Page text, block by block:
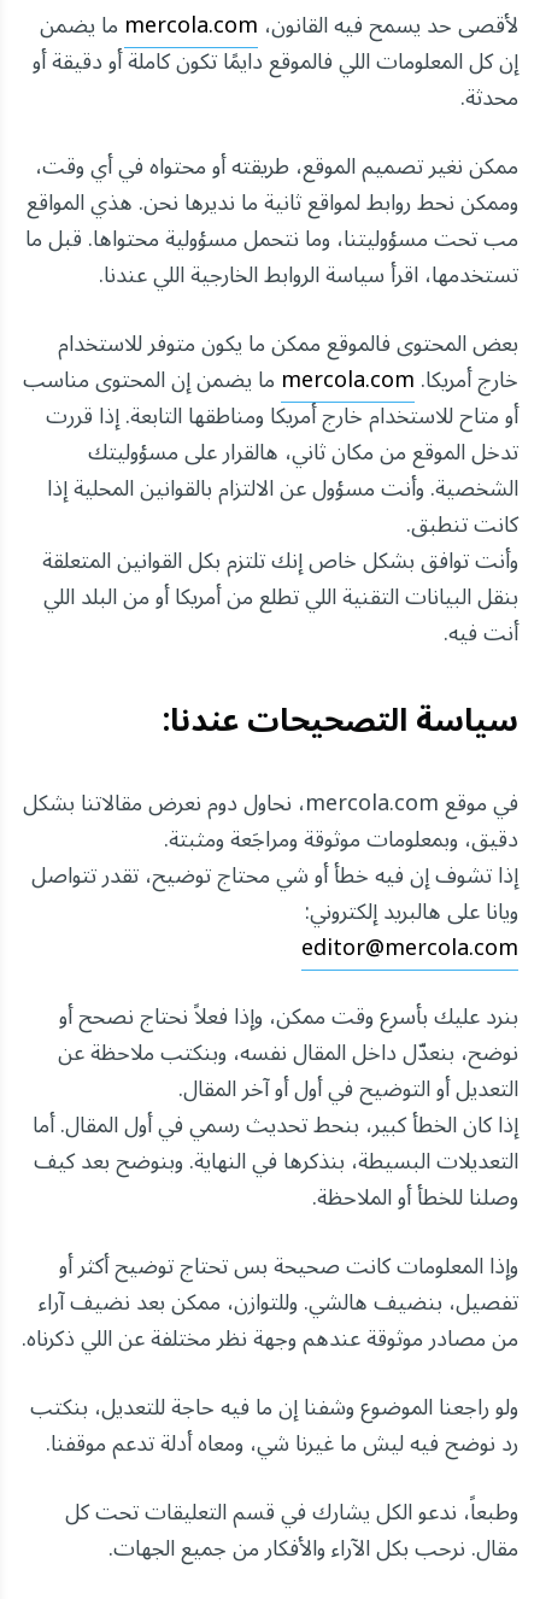
لأقصى حد يسمح فيه القانون، mercola.com ما يضمن
إن كل المعلومات اللي فالموقع دايمًا تكون كاملة أو دقيقة أو
محدثة.
ممكن نغير تصميم الموقع، طريقته أو محتواه في أي وقت،
وممكن نحط روابط لمواقع ثانية ما نديرها نحن. هذي المواقع
مب تحت مسؤوليتنا، وما نتحمل مسؤولية محتواها. قبل ما
تستخدمها، اقرأ سياسة الروابط الخارجية اللي عندنا.
بعض المحتوى فالموقع ممكن ما يكون متوفر للاستخدام
خارج أمريكا.mercola.com ما يضمن إن المحتوى مناسب
أو متاح للاستخدام خارج أمريكا ومناطقها التابعة. إذا قررت
تدخل الموقع من مكان ثاني، هالقرار على مسؤوليتك
الشخصية. وأنت مسؤول عن الالتزام بالقوانين المحلية إذا
كانت تنطبق.
وأنت توافق بشكل خاص إنك تلتزم بكل القوانين المتعلقة
بنقل البيانات التقنية اللي تطلع من أمريكا أو من البلد اللي
أنت فيه.
سياسة التصحيحات عندنا:
في موقع mercola.com، نحاول دوم نعرض مقالاتنا بشكل
دقيق، وبمعلومات موثوقة ومراجَعة ومثبتة.
إذا تشوف إن فيه خطأ أو شي محتاج توضيح، تقدر تتواصل
ويانا على هالبريد إلكتروني:
editor@mercola.com
بنرد عليك بأسرع وقت ممكن، وإذا فعلاً نحتاج نصحح أو
نوضح، بنعدّل داخل المقال نفسه، وبنكتب ملاحظة عن
التعديل أو التوضيح في أول أو آخر المقال.
إذا كان الخطأ كبير، بنحط تحديث رسمي في أول المقال. أما
التعديلات البسيطة، بنذكرها في النهاية. وبنوضح بعد كيف
وصلنا للخطأ أو الملاحظة.
وإذا المعلومات كانت صحيحة بس تحتاج توضيح أكثر أو
تفصيل، بنضيف هالشي. وللتوازن، ممكن بعد نضيف آراء
من مصادر موثوقة عندهم وجهة نظر مختلفة عن اللي ذكرناه.
ولو راجعنا الموضوع وشفنا إن ما فيه حاجة للتعديل، بنكتب
رد نوضح فيه ليش ما غيرنا شي، ومعاه أدلة تدعم موقفنا.
وطبعاً، ندعو الكل يشارك في قسم التعليقات تحت كل
مقال. نرحب بكل الآراء والأفكار من جميع الجهات.